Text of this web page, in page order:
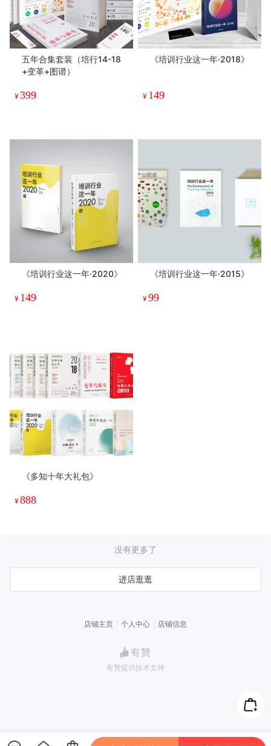
五年合集套装（培行14-18
+变革+图谱）
¥399
《培训行业这一年·2018》
¥ 149
《培训行业这一年·2020》
¥ 149
《培训行业这一年·2015》
¥99
《多知十年大礼包》
¥888
没有更多了
进店逛逛
店铺主页 个人中心 店铺信息
有赞提供技术支持